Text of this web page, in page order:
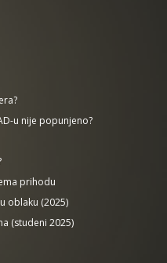
u nije popunjeno?
prihodu
oblaku (2025)
(studeni 2025)